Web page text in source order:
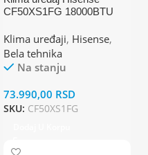
CF50XS1FG 18000BTU
Klima uređaji, Hisense,
Bela tehnika
Na stanju
73.990,00 RSD
SKU: CF50XS1FG